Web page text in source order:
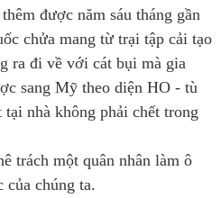
được năm sáu tháng gần
chửa mang từ trại tập cải tạo
ra đi về với cát bụi mà gia
sang Mỹ theo diện HO - tù
nhà không phải chết trong
trách một quân nhân làm ô
của chúng ta.